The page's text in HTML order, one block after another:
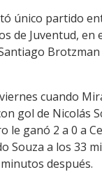
único partido
de Juventud, en
cuando
gol de Nicolás
le ganó 2 a 0 a
Souza a los 33
después.